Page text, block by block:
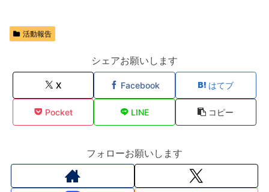
活動報告
シェアお願いします
X Facebook はてブ
Pocket LINE コピー
フォローお願いします